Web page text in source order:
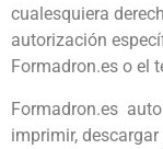
cualesquiera
autorización
Formadron.es o el
Formadron.es
imprimir,